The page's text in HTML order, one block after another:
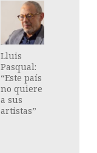
Lluis
Pasqual:
“Este país
no quiere
a sus
artistas”